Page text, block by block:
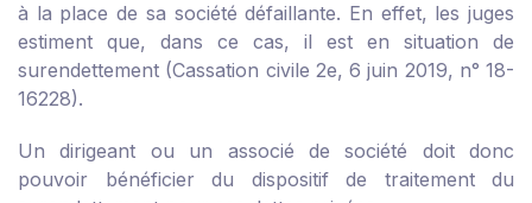
à la place de sa société défaillante. En effet, les juges
estiment que, dans ce cas, il est en situation de
surendettement (Cassation civile 2e, 6 juin 2019, n° 18-
16228).
Un dirigeant ou un associé de société doit donc
pouvoir bénéficier du dispositif de traitement du